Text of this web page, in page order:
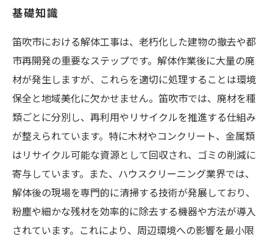
基礎知識
笛吹市における解体工事は、老朽化した建物の撤去や都
市再開発の重要なステップです。解体作業後に大量の廃
材が発生しますが、これらを適切に処理することは環境
保全と地域美化に欠かせません。笛吹市では、廃材を種
類ごとに分別し、再利用やリサイクルを推進する仕組み
が整えられています。特に木材やコンクリート、金属類
はリサイクル可能な資源として回収され、ゴミの削減に
寄与しています。また、ハウスクリーニング業界では、
解体後の現場を専門的に清掃する技術が発展しており、
粉塵や細かな残材を効率的に除去する機器や方法が導入
されています。これにより、周辺環境への影響を最小限